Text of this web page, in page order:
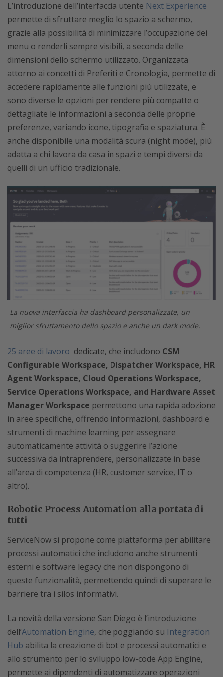
L’introduzione dell’interfaccia utente Next Experience
permette di sfruttare meglio lo spazio a schermo,
grazie alla possibilità di minimizzare l’occupazione dei
menu o renderli sempre visibili, a seconda delle
dimensioni dello schermo utilizzato. Organizzata
attorno ai concetti di Preferiti e Cronologia, permette di
accedere rapidamente alle funzioni più utilizzate, e
sono diverse le opzioni per rendere più compatte o
dettagliate le informazioni a seconda delle proprie
preferenze, variando icone, tipografia e spaziatura. È
anche disponibile una modalità scura (night mode), più
adatta a chi lavora da casa in spazi e tempi diversi da
quelli di un ufficio tradizionale.
La nuova interfaccia ha dashboard personalizzate, un
miglior sfruttamento dello spazio e anche un dark mode.
25 aree di lavoro dedicate, che includono CSM
Configurable Workspace, Dispatcher Workspace, HR
Agent Workspace, Cloud Operations Workspace,
Service Operations Workspace, and Hardware Asset
Manager Workspace permettono una rapida adozione
in aree specifiche, offrendo informazioni, dashboard e
strumenti di machine learning per assegnare
automaticamente attività o suggerire l’azione
successiva da intraprendere, personalizzate in base
all’area di competenza (HR, customer service, IT o
altro).
Robotic Process Automation alla portata di
tutti
ServiceNow si propone come piattaforma per abilitare
processi automatici che includono anche strumenti
esterni e software legacy che non dispongono di
queste funzionalità, permettendo quindi di superare le
barriere tra i silos informativi.
La novità della versione San Diego è l’introduzione
dell’Automation Engine, che poggiando su Integration
Hub abilita la creazione di bot e processi automatici e
allo strumento per lo sviluppo low-code App Engine,
permette ai dipendenti di automatizzare operazioni